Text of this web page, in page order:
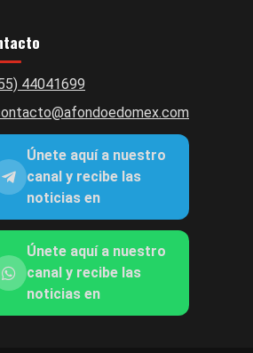
44041699
Únete aquí a nuestro
canal y recibe las
noticias en
Únete aquí a nuestro
canal y recibe las
noticias en